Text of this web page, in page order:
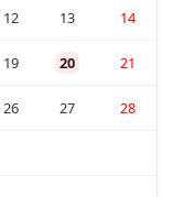
12 13 14
19 20 21
26 27 28